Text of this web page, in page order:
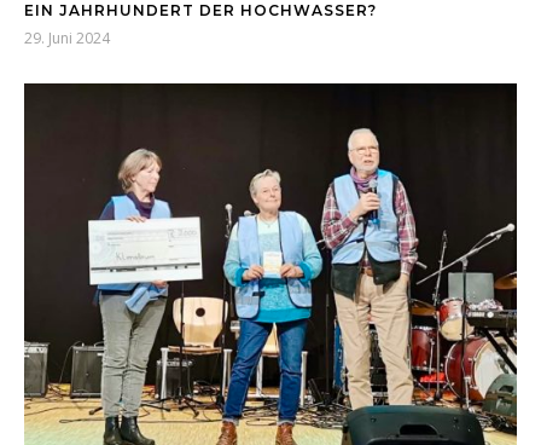
EIN JAHRHUNDERT DER HOCHWASSER?
29. Juni 2024